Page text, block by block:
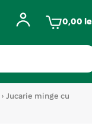
0,00
› Jucarie minge cu